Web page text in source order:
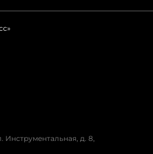
Инструментальная, д. 8,